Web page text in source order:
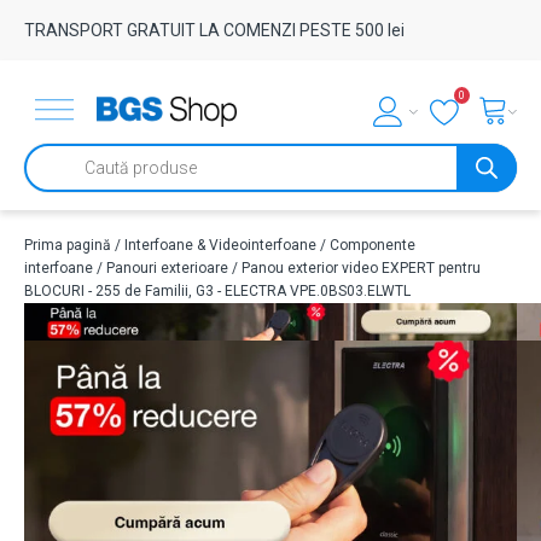
TRANSPORT GRATUIT LA COMENZI PESTE 500 lei
0
Products
search
Prima pagină / Interfoane & Videointerfoane / Componente
interfoane / Panouri exterioare / Panou exterior video EXPERT pentru
BLOCURI - 255 de Familii, G3 - ELECTRA VPE.0BS03.ELWTL